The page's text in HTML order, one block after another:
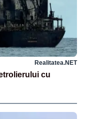
Realitatea.NET
cu